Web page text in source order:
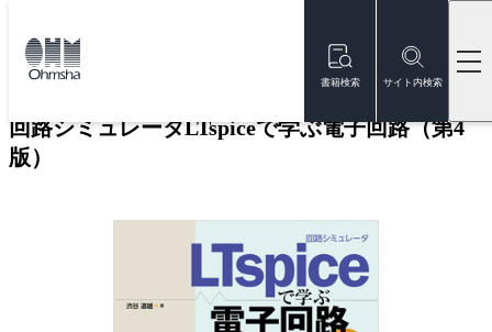
書籍検索 サイト内検索
トップ
回路シミュレータLTspiceで学ぶ電子回路（第4
版）